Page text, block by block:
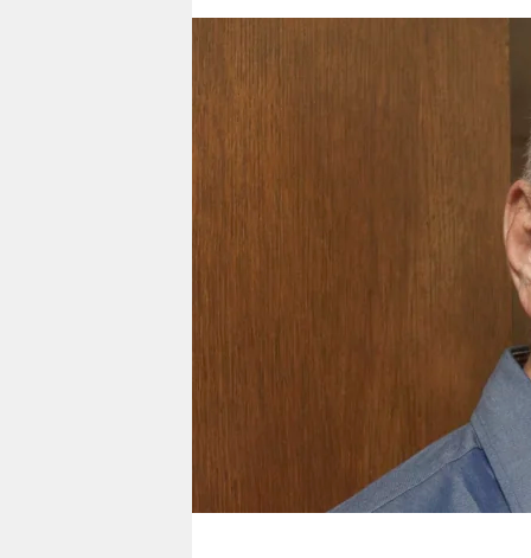
nord
wahrheit
verlag
genossenschaft